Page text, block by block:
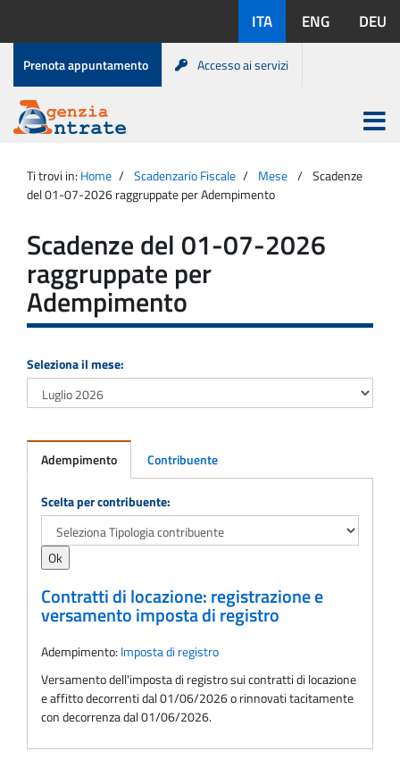
contenuto
disponibili:
ITA ENG DEU
Menu
di
servizio
Prenota appuntamento Accesso ai servizi
Agenzia
Entrate
Apri
menu
principale
Ti trovi in: Home Scadenzario Fiscale Mese
Scadenze
del 01-07-2026 raggruppate per Adempimento
Scadenze del 01-07-2026
raggruppate per
Adempimento
Seleziona il mese:
Adempimento Contribuente
Adempimento
Scelta per contribuente:
Contratti di locazione: registrazione e
versamento imposta di registro
Adempimento: Imposta di registro
Versamento dell'imposta di registro sui contratti di locazione
e affitto decorrenti dal 01/06/2026 o rinnovati tacitamente
con decorrenza dal 01/06/2026.